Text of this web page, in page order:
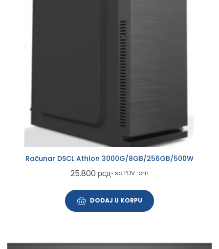
Računar DSCL Athlon 3000G/8GB/256GB/500W
25.800 рсд~ sa PDV-om
DODAJ U KORPU